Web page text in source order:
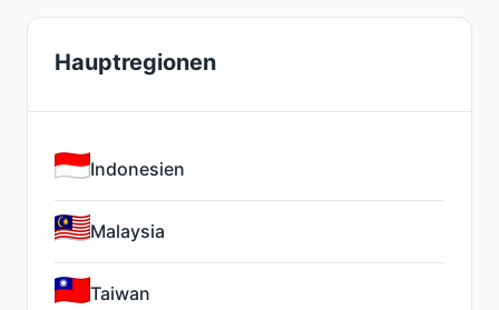
Hauptregionen
Indonesien
Malaysia
Taiwan